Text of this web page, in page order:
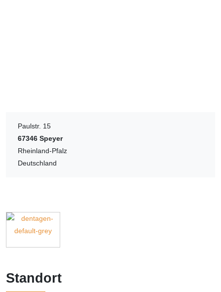
Paulstr. 15
67346 Speyer
Rheinland-Pfalz
Deutschland
Standort